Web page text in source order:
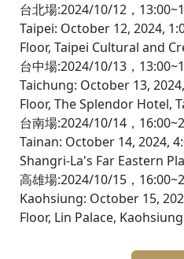
台北場:2024/10/12，
Taipei: October 12, 2024,
Floor, Taipei Cultural and
台中場:2024/10/13，
Taichung: October 13,
Floor, The Splendor Hotel,
台南場:2024/10/14，
Tainan: October 14, 2024,
Shangri-La's Far Eastern
高雄場:2024/10/15，
Kaohsiung: October 15,
Floor, Lin Palace,